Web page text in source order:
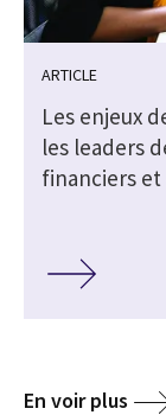
ARTICLE
Les enjeux
les leaders
financiers
En voir plus